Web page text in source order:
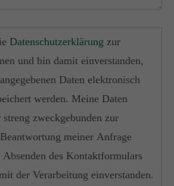
Datenschutzerklärung zur
und bin damit einverstanden,
Daten elektronisch
werden. Meine Daten
zweckgebunden zur
meiner Anfrage
des Kontaktformulars
der Verarbeitung einverstanden.